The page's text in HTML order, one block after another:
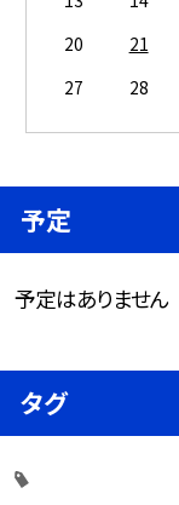
20
21
27
28
予定
予定はありません
タグ